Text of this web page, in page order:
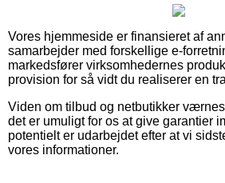
Vores hjemmeside er finansieret af
samarbejder med forskellige e-
markedsfører virksomhedernes
provision for så vidt du realiserer en
Viden om tilbud og netbutikker
det er umuligt for os at give garantier
potentielt er udarbejdet efter at vi
vores informationer.